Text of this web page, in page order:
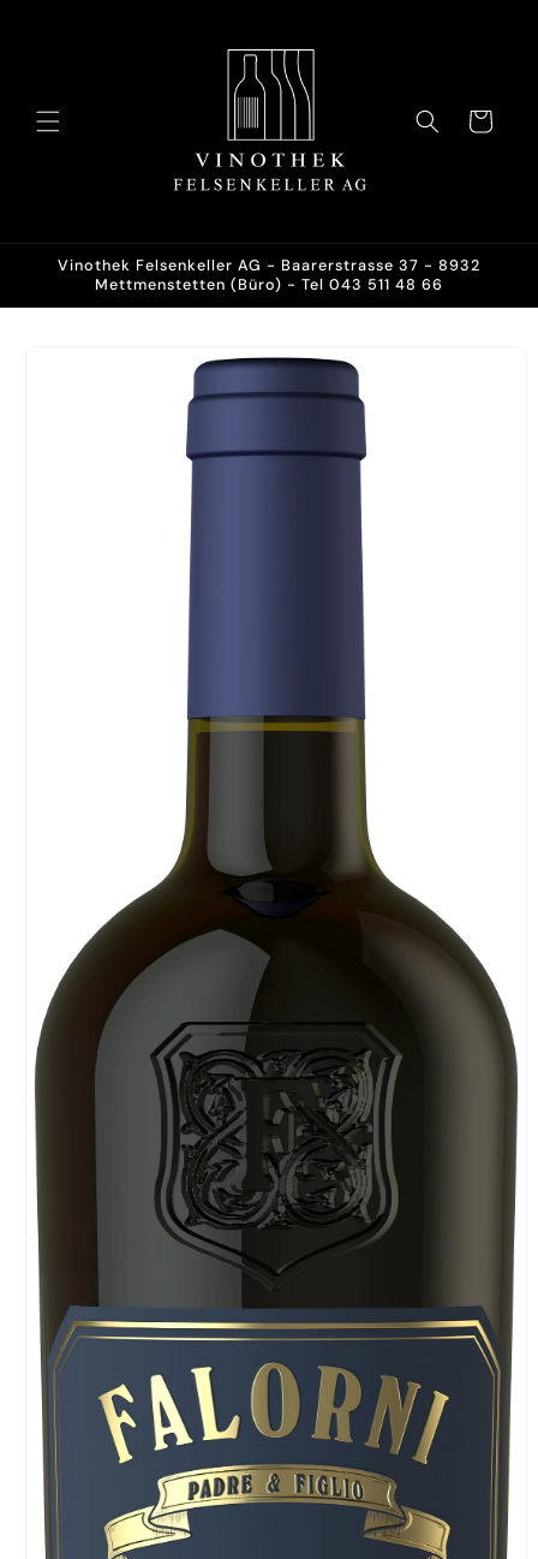
Warenkorb
Vinothek Felsenkeller AG - Baarerstrasse 37 - 8932
Mettmenstetten (Büro) - Tel 043 511 48 66